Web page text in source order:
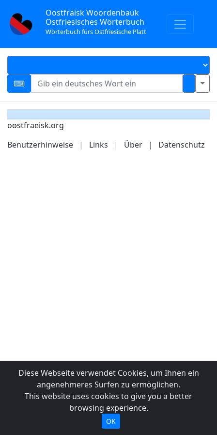
Oostfräisk Woordenbauk
Ostfriesisches Wörterbuch
Wörterbuch fürs Ostfriesische Platt
oostfraeisk.org
Benutzerhinweise
| Links | Über | Datenschutz
Diese Webseite verwendet Cookies, um Ihnen ein
angenehmeres Surfen zu ermöglichen.
This website uses cookies to give you a better
browsing experience.
OK